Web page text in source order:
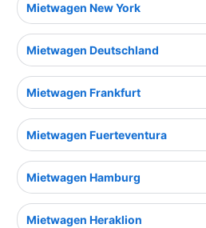
Mietwagen New York
Mietwagen Deutschland
Mietwagen Frankfurt
Mietwagen Fuerteventura
Mietwagen Hamburg
Mietwagen Heraklion